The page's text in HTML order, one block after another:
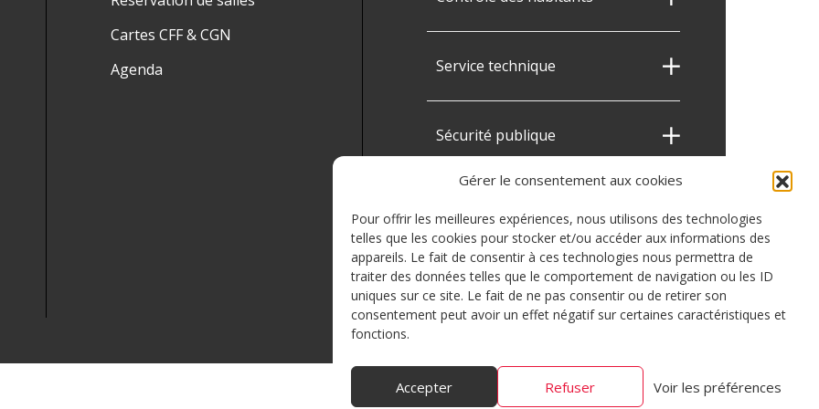
Gérer le consentement aux cookies
Pour offrir les meilleures expériences, nous utilisons des technologies
telles que les cookies pour stocker et/ou accéder aux informations des
appareils. Le fait de consentir à ces technologies nous permettra de
traiter des données telles que le comportement de navigation ou les ID
uniques sur ce site. Le fait de ne pas consentir ou de retirer son
consentement peut avoir un effet négatif sur certaines caractéristiques et
fonctions.
Accepter Refuser Voir les préférences
Cartes CFF & CGN
Agenda
Service technique
Sécurité publique